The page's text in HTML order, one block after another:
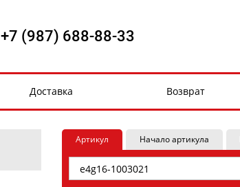
+7 (987) 688-88-33
Доставка Возврат
Артикул Начало артикула